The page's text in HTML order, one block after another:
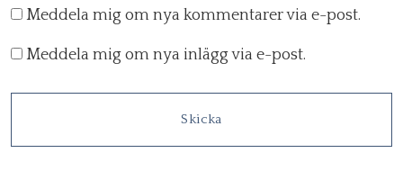
Meddela mig om nya kommentarer via e-post.
Meddela mig om nya inlägg via e-post.